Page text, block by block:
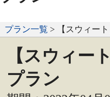
プラン一覧 > 【スウィー
【スウィー
プラン